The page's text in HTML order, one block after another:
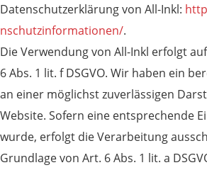
Datenschutzerklärung von All-Inkl:
nschutzinformationen/.
Die Verwendung von All-Inkl erfolgt
6 Abs. 1 lit. f DSGVO. Wir haben ein
an einer möglichst zuverlässigen
Website. Sofern eine entsprechende
wurde, erfolgt die Verarbeitung
Grundlage von Art. 6 Abs. 1 lit. a